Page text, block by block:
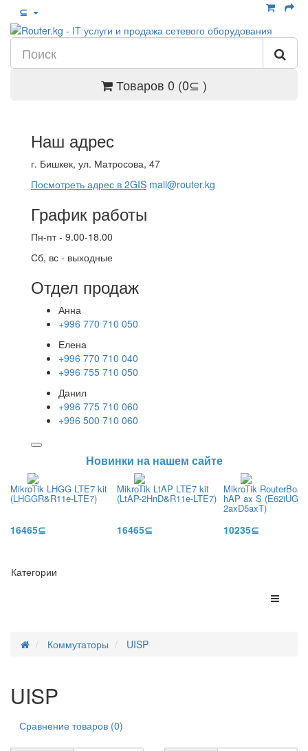
⊆
Товаров 0 (0⊆ )
Наш адрес
г. Бишкек, ул. Матросова, 47
Посмотреть адрес в 2GIS mail@router.kg
График работы
Пн-пт - 9.00-18.00
Сб, вс - выходные
Отдел продаж
Анна
+996 770 710 050
Елена
+996 770 710 040
+996 755 710 050
Данил
+996 775 710 060
+996 500 710 060
Новинки на нашем сайте
MikroTik LHGG LTE7 kit
(LHGGR&R11e-LTE7)
16465⊆
MikroTik LtAP LTE7 kit
(LtAP-2HnD&R11e-LTE7)
16465⊆
MikroTik
hAP ax S (E62iUGS-
2axD5axT)
10235⊆
Категории
Коммутаторы UISP
UISP
Сравнение товаров (0)